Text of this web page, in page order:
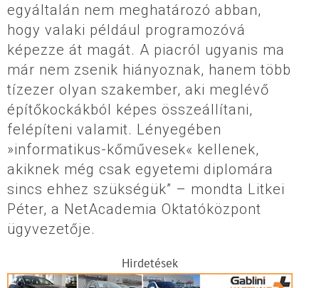
egyáltalán nem meghatározó abban,
hogy valaki például programozóvá
képezze át magát. A piacról ugyanis ma
már nem zsenik hiányoznak, hanem több
tízezer olyan szakember, aki meglévő
építőkockákból képes összeállítani,
felépíteni valamit. Lényegében
»informatikus-kőművesek« kellenek,
akiknek még csak egyetemi diplomára
sincs ehhez szükségük” – mondta Litkei
Péter, a NetAcademia Oktatóközpont
ügyvezetője.
Hirdetések